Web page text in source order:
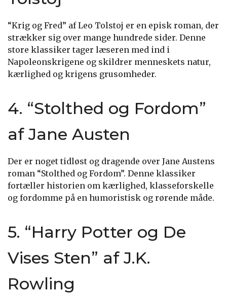
“Krig og Fred” af Leo Tolstoj er en episk roman, der
strækker sig over mange hundrede sider. Denne
store klassiker tager læseren med ind i
Napoleonskrigene og skildrer menneskets natur,
kærlighed og krigens grusomheder.
4. “Stolthed og Fordom”
af Jane Austen
Der er noget tidløst og dragende over Jane Austens
roman “Stolthed og Fordom”. Denne klassiker
fortæller historien om kærlighed, klasseforskelle
og fordomme på en humoristisk og rørende måde.
5. “Harry Potter og De
Vises Sten” af J.K.
Rowling